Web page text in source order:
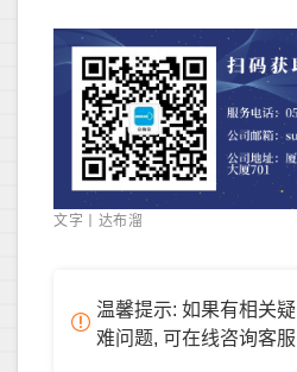
文字丨达布溜
温馨提示: 如果有相关疑
难问题, 可在线咨询客服